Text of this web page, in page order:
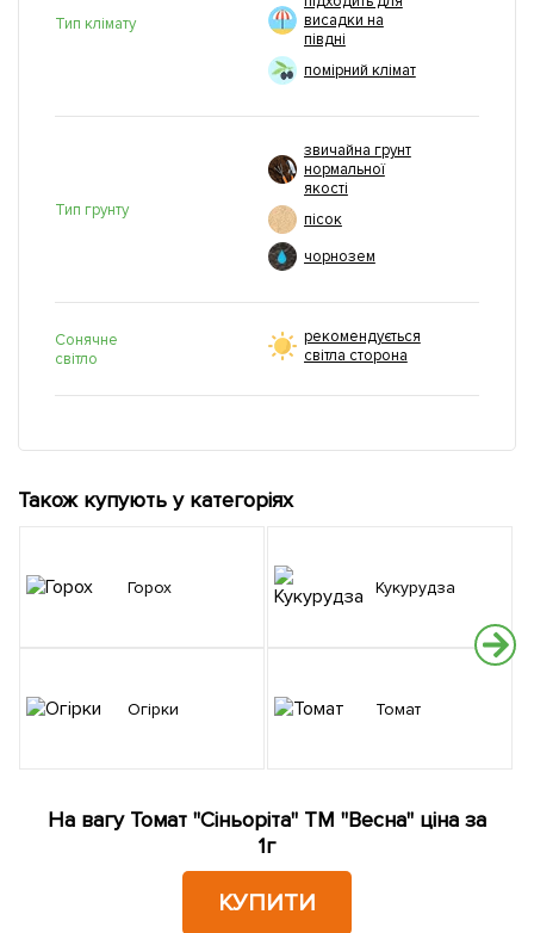
Тип клімату
висадки на
півдні
помірний клімат
Тип грунту
звичайна грунт
нормальної
якості
пісок
чорнозем
Сонячне
світло
рекомендується
світла сторона
Також купують у категоріях
Горох
Огірки
Кукурудза
Томат
На вагу Томат "Сіньоріта" ТМ "Весна" ціна за
1г
КУПИТИ